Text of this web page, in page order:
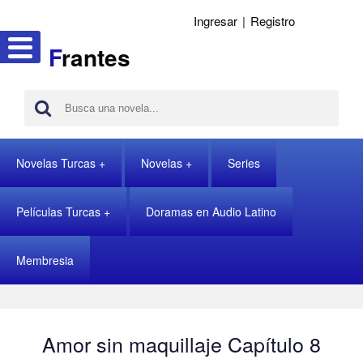
Frantes
Ingresar | Registro
Novelas Turcas Novelas Series
Películas Turcas Doramas en Audio Latino
Membresia
Amor sin maquillaje Capítulo 8